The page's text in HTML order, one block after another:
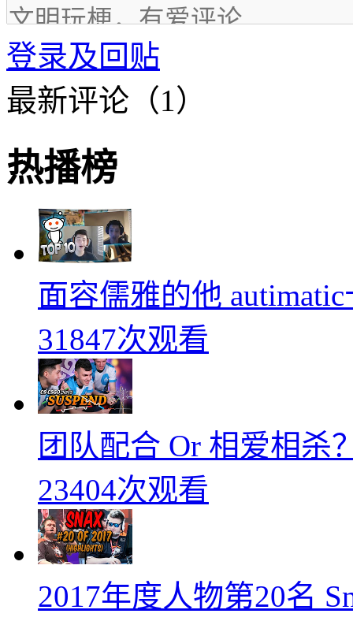
登录及回贴
最新评论（1）
热播榜
面容儒雅的他
31847次观看
团队配合 Or 相爱相杀
23404次观看
2017年度人物第20名